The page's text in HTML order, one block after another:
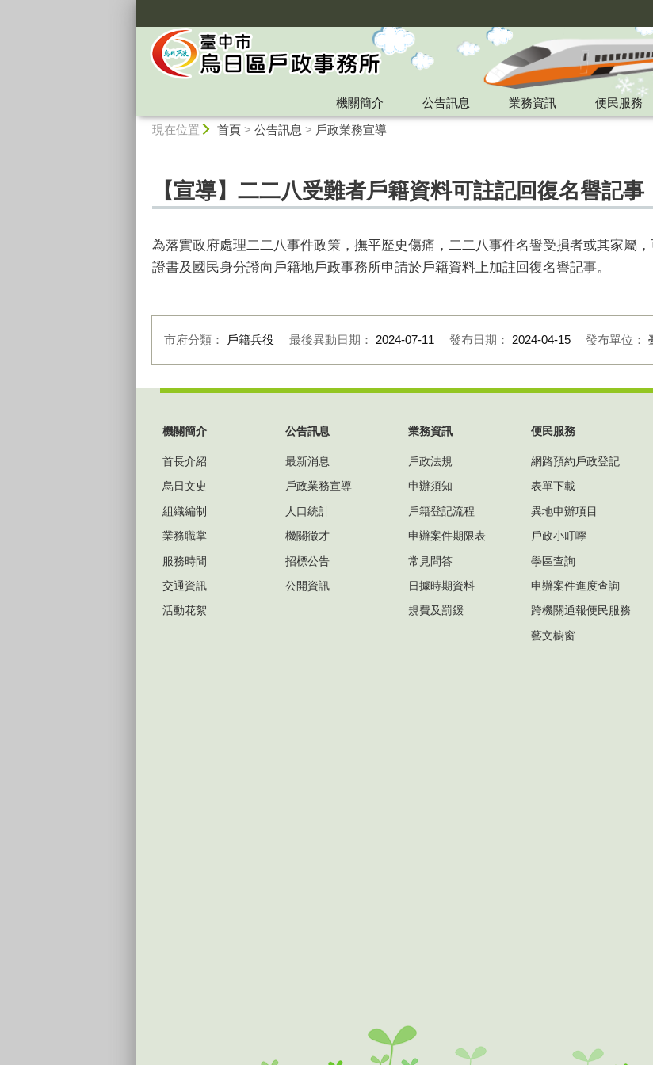
機關簡介 公告訊息 業務資訊 便民服務
現在位置 首頁> 公告訊息 > 戶政業務宣導
【宣導】二二八受難者戶籍資料可註記回復名譽記事
為落實政府處理二二八事件政策，撫平歷史傷痛，二二八事件名譽受損者或其家屬
證書及國民身分證向戶籍地戶政事務所申請於戶籍資料上加註回復名譽記事。
市府分類： 戶籍兵役 最後異動日期： 2024-07-11 發布日期： 2024-04-15 發布單位：
機關簡介
首長介紹
烏日文史
組織編制
業務職掌
服務時間
交通資訊
活動花絮
公告訊息
最新消息
戶政業務宣導
人口統計
機關徵才
招標公告
公開資訊
業務資訊
戶政法規
申辦須知
戶籍登記流程
申辦案件期限表
常見問答
日據時期資料
規費及罰鍰
便民服務
網路預約戶政登記
表單下載
異地申辦項目
戶政小叮嚀
學區查詢
申辦案件進度查詢
跨機關通報便民服務
藝文櫥窗